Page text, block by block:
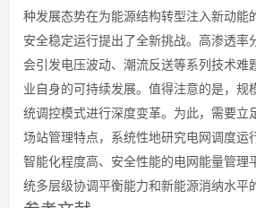
种发展态势在为能源结构转型注入新动能
安全稳定运行提出了全新挑战。高渗透率
会引发电压波动、潮流反送等系列技术难
业自身的可持续发展。值得注意的是，规
统调控模式进行深度变革。为此，需要立
场站管理特点，系统性地研究电网调度运
智能化程度高、安全性能的电网能量管理
统多层级协调平衡能力和新能源消纳水平